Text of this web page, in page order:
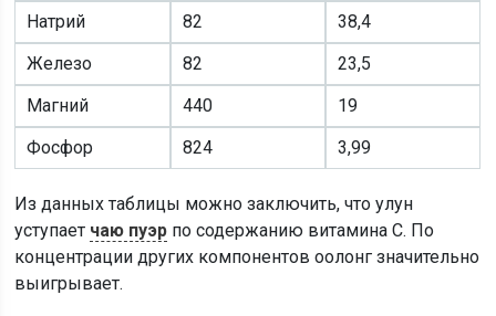
Натрий
82
38,4
Железо
82
23,5
Магний
440
19
Фосфор
824 3,99
Из данных таблицы можно заключить, что улун
уступает чаю пуэр по содержанию витамина С. По
концентрации других компонентов оолонг значительно
выигрывает.